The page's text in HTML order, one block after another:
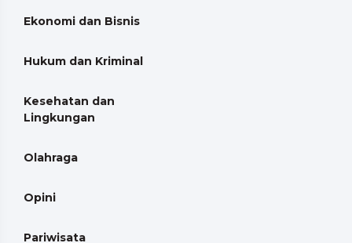
Ekonomi dan Bisnis
Hukum dan Kriminal
Kesehatan dan
Lingkungan
Olahraga
Opini
Pariwisata